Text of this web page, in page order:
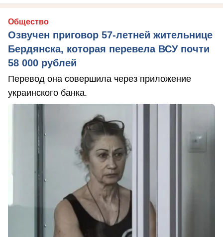
Общество
Озвучен приговор 57-летней жительнице
Бердянска, которая перевела ВСУ почти
58 000 рублей
Перевод она совершила через приложение
украинского банка.